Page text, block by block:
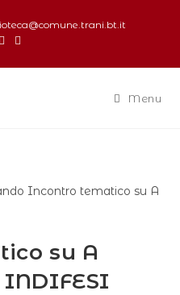
Menu
su A
INDIFESI